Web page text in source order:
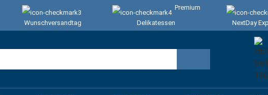
Wunschversandtag
Premium
Delikatessen
NextDay